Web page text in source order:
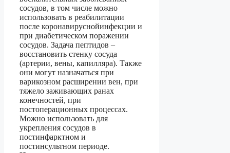
сосудов, в том числе можно
использовать в реабилитации
после коронавируснойинфекции и
при диабетическом поражении
сосудов. Задача пептидов –
восстановить стенку сосуда
(артерии, вены, капилляра). Также
они могут назначаться при
варикозном расширении вен, при
тяжело заживающих ранах
конечностей, при
постоперационных процессах.
Можно использовать для
укрепления сосудов в
постинфарктном и
постинсультном периоде.